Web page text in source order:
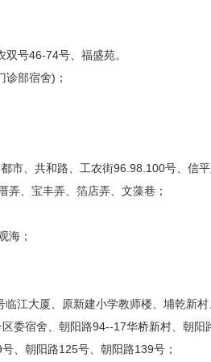
号46-74号、福盛苑。
部宿舍)；
、共和路、工农街96.98.100号、信
、宝丰弄、箔店弄、文藻巷；
海；
大厦、原新建小学教师楼、埔乾新村
宿舍、朝阳路94--17华桥新村、朝阳
朝阳路125号、朝阳路139号；